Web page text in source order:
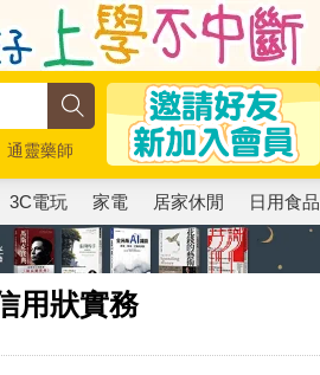
通靈藥師
3C電玩 家電 居家休閒 日用食品
用狀實務